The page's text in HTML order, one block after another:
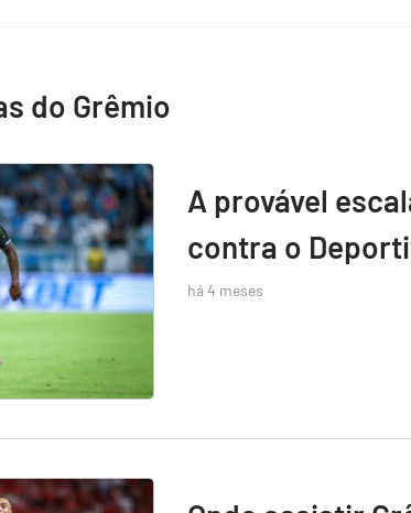
do Grêmio
A provável
contra o
há 4 meses